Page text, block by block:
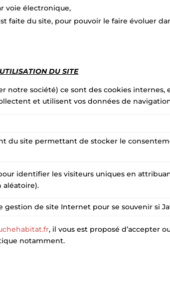
voie électronique,
faite du site, pour pouvoir le faire évoluer
DU SITE
notre société) ce sont des cookies internes,
et utilisent vos données de
du site permettant de stocker le
identifier les visiteurs uniques en
aléatoire).
gestion de site Internet pour se souvenir si
, il vous est proposé d’accepter
notamment.